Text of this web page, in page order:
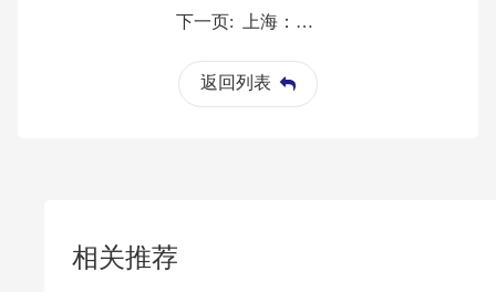
返回列表
下一页: 上海：今年获批上市Ⅲ类创新医疗器械增至9个
相关推荐